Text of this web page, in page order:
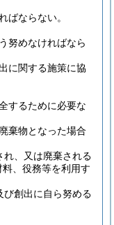
ばならない。
努めなければなら
に関する施策に協
するために必要な
棄物となった場合
、又は廃棄される
、役務等を利用す
創出に自ら努める